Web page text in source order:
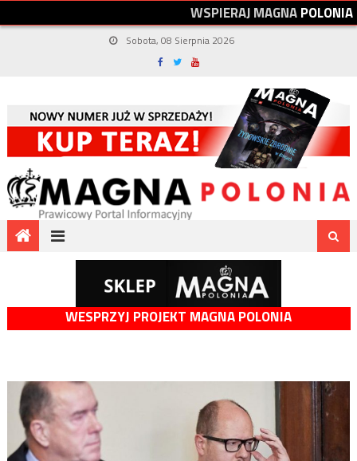
WSPIERAJMAGNAPOLONIA
Sobota, 08 Sierpnia 2026
WESPRZYJ PROJEKT MAGNA POLONIA